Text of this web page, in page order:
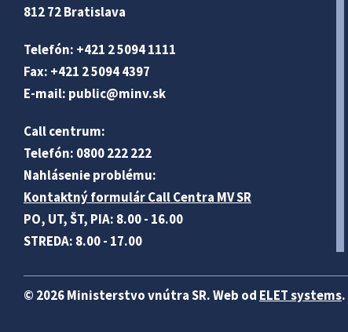
812 72 Bratislava
Telefón: +421 2 5094 1111
Fax: +421 2 5094 4397
E-mail: public@minv.sk
Call centrum:
Telefón: 0800 222 222
Nahlásenie problému:
Kontaktný formulár Call Centra MV SR
PO, UT, ŠT, PIA: 8.00 - 16.00
STREDA: 8.00 - 17.00
© 2026 Ministerstvo vnútra SR. Web od ELET systems.